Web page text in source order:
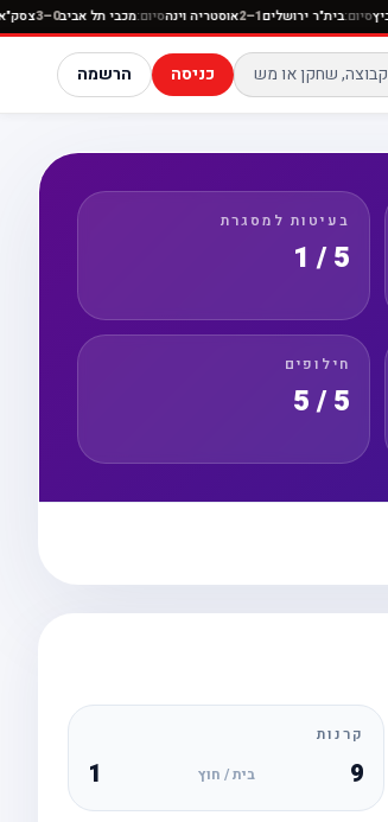
ג.ק.ס קטוביץסיום:בית"ר ירושלים1–2 אוסטריה וינהסיום:מכבי תל אביב
כניסה הרשמה
בעיטות למסגרת
5 / 1
חילופים
5 / 5
קרנות
9 בית / חוץ 1